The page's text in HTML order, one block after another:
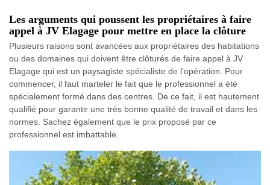
Les arguments qui poussent les propriétaires à faire
appel à JV Elagage pour mettre en place la clôture
Plusieurs raisons sont avancées aux propriétaires des habitations
ou des domaines qui doivent être clôturés de faire appel à JV
Elagage qui est un paysagiste spécialiste de l'opération. Pour
commencer, il faut marteler le fait que le professionnel a été
spécialement formé dans des centres. De ce fait, il est hautement
qualifié pour garantir une très bonne qualité de travail et dans les
normes. Sachez également que le prix proposé par ce
professionnel est imbattable.